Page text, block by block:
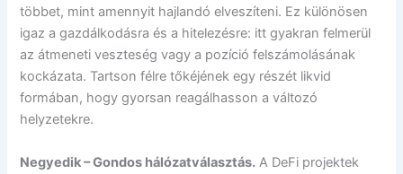
többet, mint amennyit hajlandó elveszíteni. Ez különösen
igaz a gazdálkodásra és a hitelezésre: itt gyakran felmerül
az átmeneti veszteség vagy a pozíció felszámolásának
kockázata. Tartson félre tőkéjének egy részét likvid
formában, hogy gyorsan reagálhasson a változó
helyzetekre.
Negyedik – Gondos hálózatválasztás. A DeFi projektek